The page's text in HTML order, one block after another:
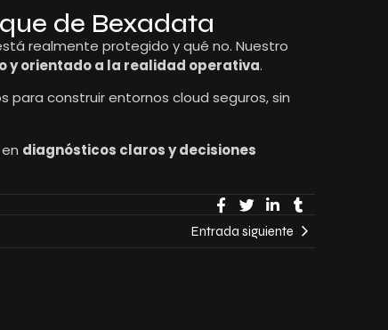
de Bexadata
realmente protegido y qué no. Nuestro
y orientado a la realidad operativa.
para construir entornos cloud seguros, sin
diagnósticos claros y decisiones
Entrada siguiente